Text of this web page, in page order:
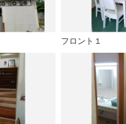
フロント１